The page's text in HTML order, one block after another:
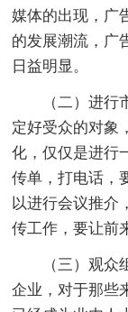
媒体的出现，广
的发展潮流，广
日益明显。
（二）进行市
定好受众的对象
化，仅仅是进行
传单，打电话，
以进行会议推介
传工作，要让前
（三）观众组
企业，对于那些